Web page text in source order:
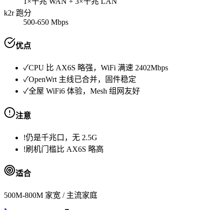
k2r 跑分
500-650 Mbps
优点
✓CPU 比 AX6S 略强，WiFi 满速 2402Mbps
✓OpenWrt 主线已合并，固件稳定
✓全屋 WiFi6 体验，Mesh 组网友好
注意
!仍是千兆口，无 2.5G
!刷机门槛比 AX6S 略高
适合
500M-800M 家宽 / 主流家庭